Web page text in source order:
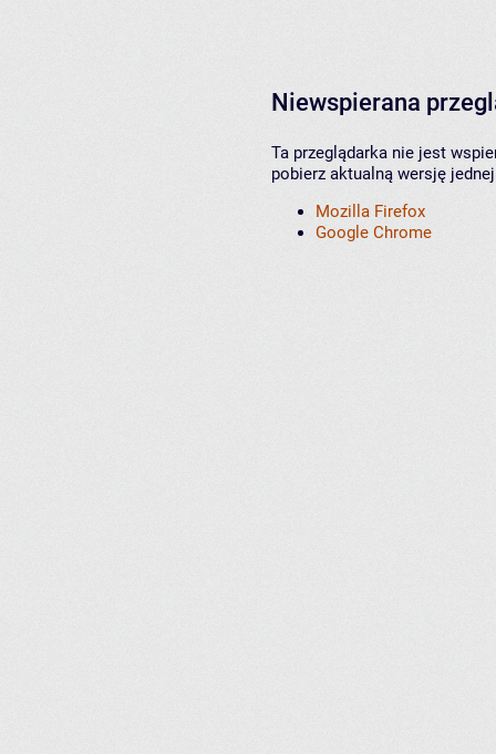
Niewspierana
Ta przeglądarka nie jest
pobierz aktualną wersję
Mozilla Firefox
Google Chrome